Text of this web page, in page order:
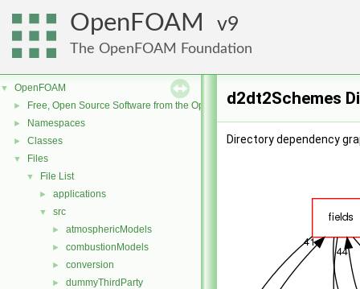
OpenFOAM 9
The OpenFOAM Foundation
▼ OpenFOAM
► Free, Open Source Software from the OpenFOAM Foundation
► Namespaces
► Classes
▼ Files
▼ File List
► applications
▼ src
► atmosphericModels
► combustionModels
► conversion
► dummyThirdParty
d2dt2Schemes
Directory dependency